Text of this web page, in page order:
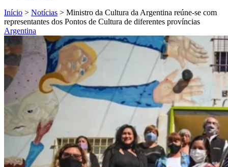
Início > Notícias > Ministro da Cultura da Argentina reúne-se com
representantes dos Pontos de Cultura de diferentes províncias
Argentina